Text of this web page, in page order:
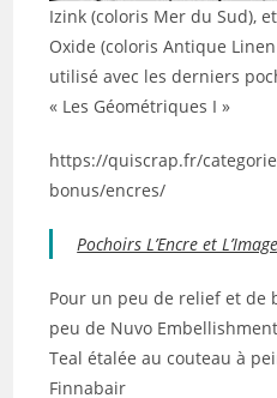
Izink (coloris Mer du Sud),
Oxide (coloris Antique
utilisé avec les derniers
« Les Géométriques I »
https://quiscrap.fr/
bonus/encres/
Pochoirs L’Encre et
Pour un peu de relief et de
peu de Nuvo
Teal étalée au couteau à
Finnabair